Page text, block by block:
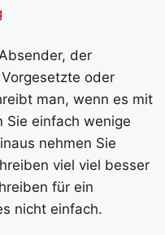
der
oder
man, wenn es mit
Sie einfach wenige
nehmen Sie
viel viel besser
für ein
nicht einfach.